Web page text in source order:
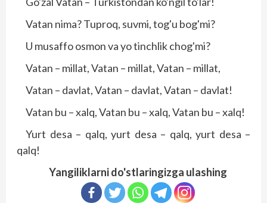
Vatan nima? Tuproq, suvmi, tog'u bog'mi?
U musaffo osmon va yo tinchlik chog'mi?
Vatan – millat, Vatan – millat, Vatan – millat,
Vatan – davlat, Vatan – davlat, Vatan – davlat!
Vatan bu – xalq, Vatan bu – xalq, Vatan bu – xalq!
Yurt desa – qalq, yurt desa – qalq, yurt desa –
qalq!
Yangiliklarni do'stlaringizga ulashing